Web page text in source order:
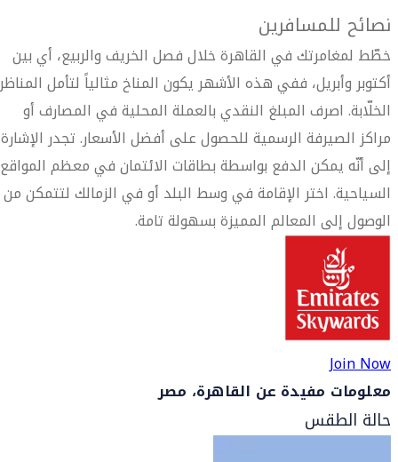
نصائح للمسافرين
خطّط لمغامرتك في القاهرة خلال فصل الخريف والربيع، أي بين
أكتوبر وأبريل، ففي هذه الأشهر يكون المناخ مثالياً لتأمل المناظر
الخلّابة. اصرف المبلغ النقدي بالعملة المحلية في المصارف أو
مراكز الصيرفة الرسمية للحصول على أفضل الأسعار. تجدر الإشارة
إلى أنّه يمكن الدفع بواسطة بطاقات الائتمان في معظم المواقع
السياحية. اختر الإقامة في وسط البلد أو في الزمالك لتتمكن من
الوصول إلى المعالم المميزة بسهولة تامة.
Join Now
معلومات مفيدة عن القاهرة، مصر
حالة الطقس